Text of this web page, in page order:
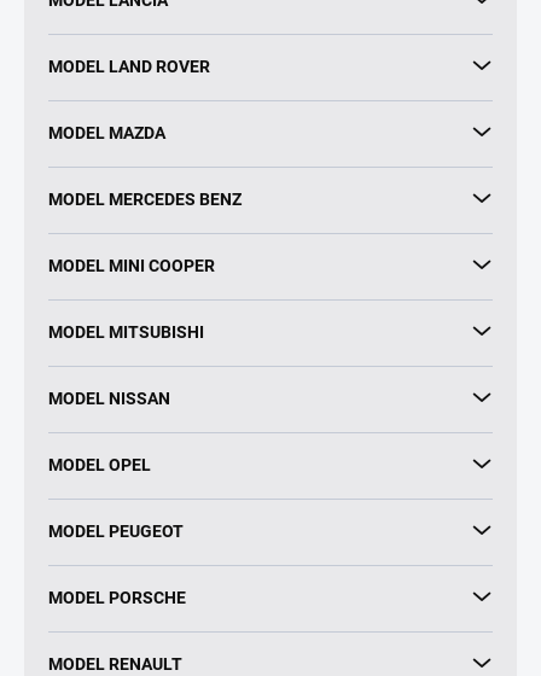
MODEL LAND ROVER
MODEL MAZDA
MODEL MERCEDES BENZ
MODEL MINI COOPER
MODEL MITSUBISHI
MODEL NISSAN
MODEL OPEL
MODEL PEUGEOT
MODEL PORSCHE
MODEL RENAULT